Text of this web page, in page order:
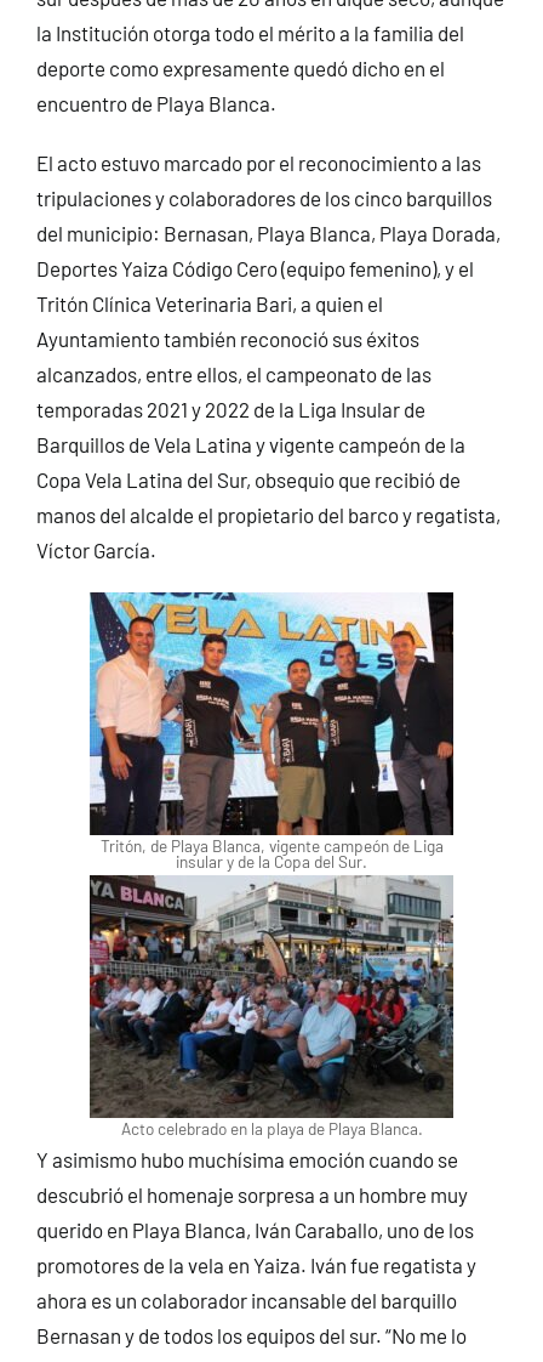
la Institución otorga todo el mérito a la familia del
deporte como expresamente quedó dicho en el
encuentro de Playa Blanca.
El acto estuvo marcado por el reconocimiento a las
tripulaciones y colaboradores de los cinco barquillos
del municipio: Bernasan, Playa Blanca, Playa Dorada,
Deportes Yaiza Código Cero (equipo femenino), y el
Tritón Clínica Veterinaria Bari, a quien el
Ayuntamiento también reconoció sus éxitos
alcanzados, entre ellos, el campeonato de las
temporadas 2021 y 2022 de la Liga Insular de
Barquillos de Vela Latina y vigente campeón de la
Copa Vela Latina del Sur, obsequio que recibió de
manos del alcalde el propietario del barco y regatista,
Víctor García.
Tritón, de Playa Blanca, vigente campeón de Liga
insular y de la Copa del Sur.
Acto celebrado en la playa de Playa Blanca.
Y asimismo hubo muchísima emoción cuando se
descubrió el homenaje sorpresa a un hombre muy
querido en Playa Blanca, Iván Caraballo, uno de los
promotores de la vela en Yaiza. Iván fue regatista y
ahora es un colaborador incansable del barquillo
Bernasan y de todos los equipos del sur. “No me lo